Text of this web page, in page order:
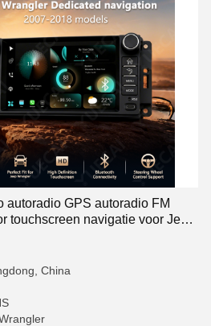
autoradio GPS autoradio FM
touchscreen navigatie voor Jeep
China